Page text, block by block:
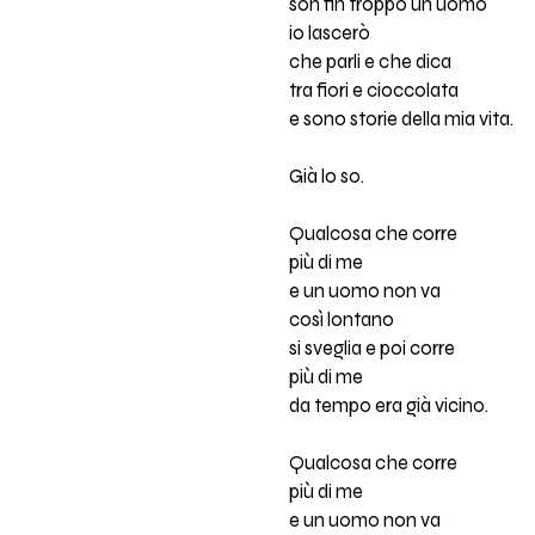
son fin troppo un uomo
io lascerò
che parli e che dica
tra fiori e cioccolata
e sono storie della mia vita.
Già lo so.
Qualcosa che corre
più di me
e un uomo non va
così lontano
si sveglia e poi corre
più di me
da tempo era già vicino.
Qualcosa che corre
più di me
e un uomo non va